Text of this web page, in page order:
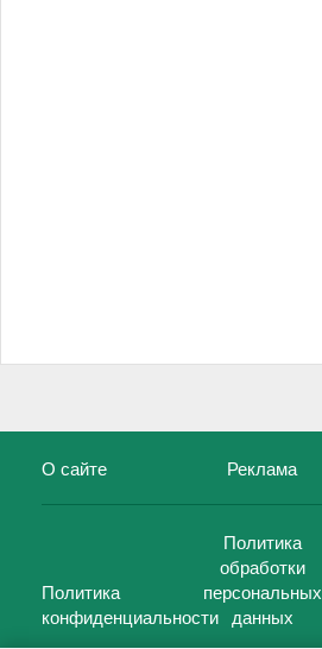
О сайте Реклама
Политика
конфиденциальности
Политика
обработки
персональных
данных